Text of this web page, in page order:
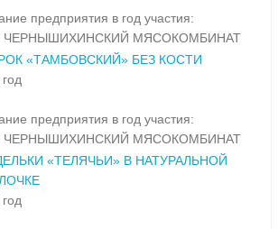
предприятия в год участия:
МЯСОКОМБИНАТ
«ТАМБОВСКИЙ» БЕЗ КОСТИ
предприятия в год участия:
МЯСОКОМБИНАТ
«ТЕЛЯЧЬИ» В НАТУРАЛЬНОЙ